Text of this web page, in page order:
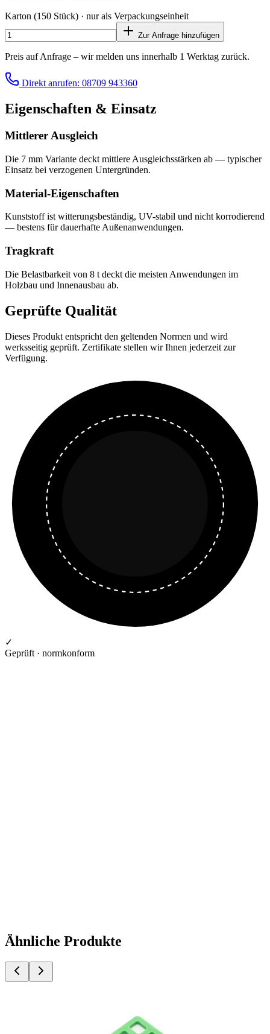
Karton (150 Stück) · nur als Verpackungseinheit
Zur Anfrage hinzufügen
Preis auf Anfrage – wir melden uns innerhalb 1 Werktag zurück.
Direkt anrufen: 08709 943360
Eigenschaften & Einsatz
Mittlerer Ausgleich
Die 7 mm Variante deckt mittlere Ausgleichsstärken ab — typischer
Einsatz bei verzogenen Untergründen.
Material-Eigenschaften
Kunststoff ist witterungsbeständig, UV-stabil und nicht korrodierend
— bestens für dauerhafte Außenanwendungen.
Tragkraft
Die Belastbarkeit von 8 t deckt die meisten Anwendungen im
Holzbau und Innenausbau ab.
Geprüfte Qualität
Dieses Produkt entspricht den geltenden Normen und wird
werksseitig geprüft. Zertifikate stellen wir Ihnen jederzeit zur
Verfügung.
✓
Geprüft · normkonform
Ähnliche Produkte